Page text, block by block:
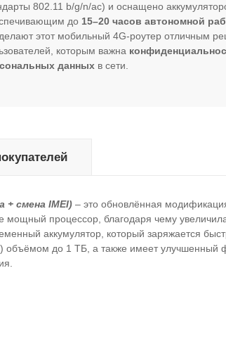
802.11 b/g/n/ac) и оснащено
до 15–20 часов автономной
этот мобильный 4G-роутер отличным
которым важна
данных в сети.
+ смена IMEI) – это обновлённая
процессор, благодаря чему
аккумулятор, который заряжается
объёмом до 1 ТБ, а также имеет улучшенный